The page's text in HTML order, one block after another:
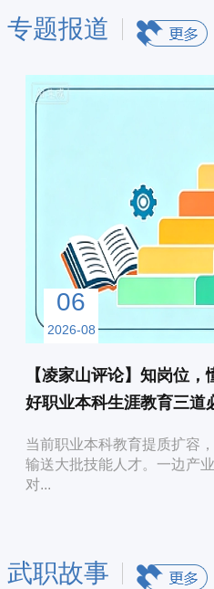
专题报道
06
2026-08
【凌家山评论】知岗位
好职业本科生涯教育三道
当前职业本科教育提质扩容
输送大批技能人才。一边产
对...
武职故事